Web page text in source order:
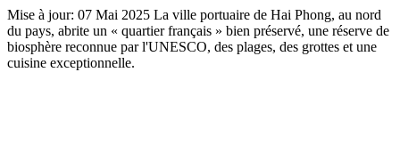
Mise à jour: 07 Mai 2025 La ville portuaire de Hai Phong, au nord
du pays, abrite un « quartier français » bien préservé, une réserve de
biosphère reconnue par l'UNESCO, des plages, des grottes et une
cuisine exceptionnelle.